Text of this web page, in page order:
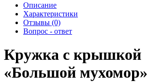
Описание
Характеристики
Отзывы (0)
Вопрос - ответ
Кружка с крышкой
«Большой мухомор»